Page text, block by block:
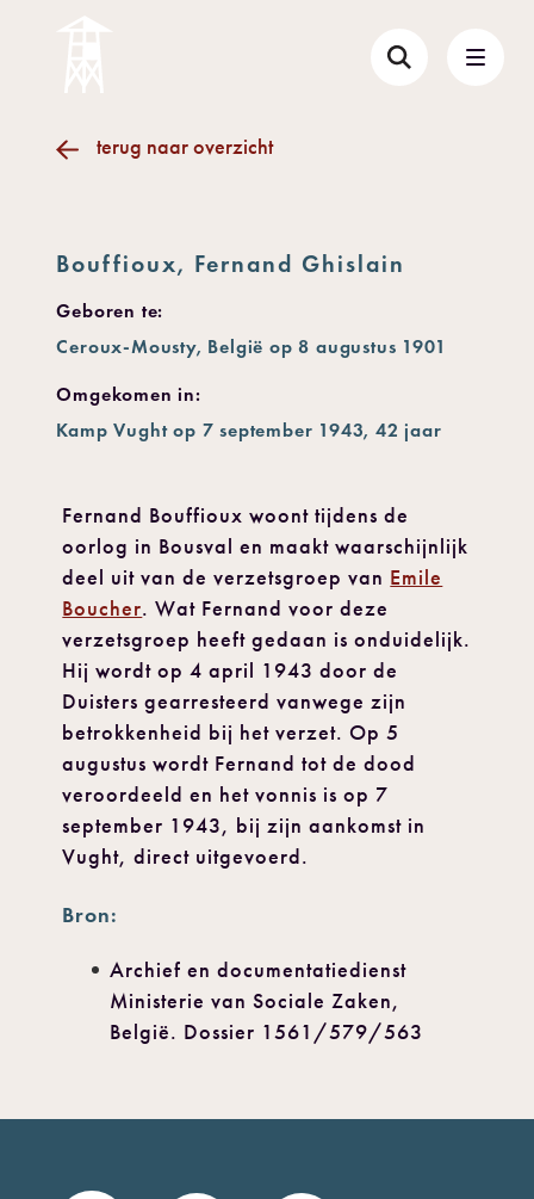
terug naar overzicht
Bouffioux, Fernand Ghislain
Geboren te:
Ceroux-Mousty, België op 8 augustus 1901
Omgekomen in:
Kamp Vught op 7 september 1943, 42 jaar
Fernand Bouffioux woont tijdens de
oorlog in Bousval en maakt waarschijnlijk
deel uit van de verzetsgroep van Emile
Boucher. Wat Fernand voor deze
verzetsgroep heeft gedaan is onduidelijk.
Hij wordt op 4 april 1943 door de
Duisters gearresteerd vanwege zijn
betrokkenheid bij het verzet. Op 5
augustus wordt Fernand tot de dood
veroordeeld en het vonnis is op 7
september 1943, bij zijn aankomst in
Vught, direct uitgevoerd.
Bron:
Archief en documentatiedienst
Ministerie van Sociale Zaken,
België. Dossier 1561/579/563